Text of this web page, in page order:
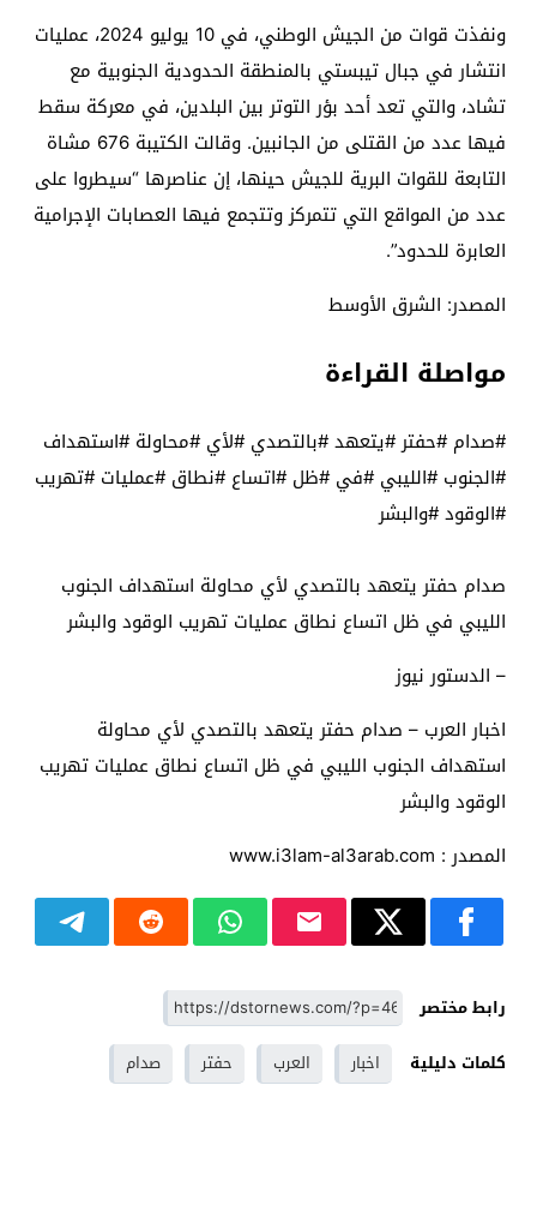
ونفذت قوات من الجيش الوطني، في 10 يوليو 2024، عمليات
انتشار في جبال تيبستي بالمنطقة الحدودية الجنوبية مع
تشاد، والتي تعد أحد بؤر التوتر بين البلدين، في معركة سقط
فيها عدد من القتلى من الجانبين. وقالت الكتيبة 676 مشاة
التابعة للقوات البرية للجيش حينها، إن عناصرها “سيطروا على
عدد من المواقع التي تتمركز وتتجمع فيها العصابات الإجرامية
العابرة للحدود”.
المصدر: الشرق الأوسط
مواصلة القراءة
#صدام #حفتر #يتعهد #بالتصدي #لأي #محاولة #استهداف
#الجنوب #الليبي #في #ظل #اتساع #نطاق #عمليات #تهريب
#الوقود #والبشر
صدام حفتر يتعهد بالتصدي لأي محاولة استهداف الجنوب
الليبي في ظل اتساع نطاق عمليات تهريب الوقود والبشر
– الدستور نيوز
اخبار العرب – صدام حفتر يتعهد بالتصدي لأي محاولة
استهداف الجنوب الليبي في ظل اتساع نطاق عمليات تهريب
الوقود والبشر
المصدر : www.i3lam-al3arab.com
رابط مختصر
كلمات دليلية
اخبار العرب حفتر صدام